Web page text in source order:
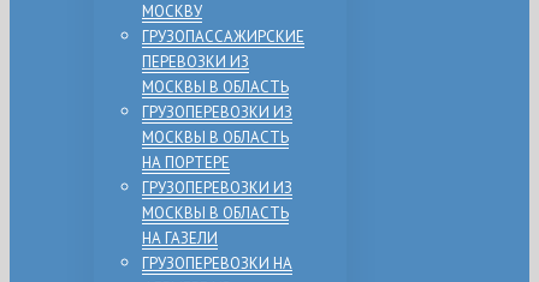
МОСКВУ
ГРУЗОПАССАЖИРСКИЕ
ПЕРЕВОЗКИ ИЗ
МОСКВЫ В ОБЛАСТЬ
ГРУЗОПЕРЕВОЗКИ ИЗ
МОСКВЫ В ОБЛАСТЬ
НА ПОРТЕРЕ
ГРУЗОПЕРЕВОЗКИ ИЗ
МОСКВЫ В ОБЛАСТЬ
НА ГАЗЕЛИ
ГРУЗОПЕРЕВОЗКИ НА